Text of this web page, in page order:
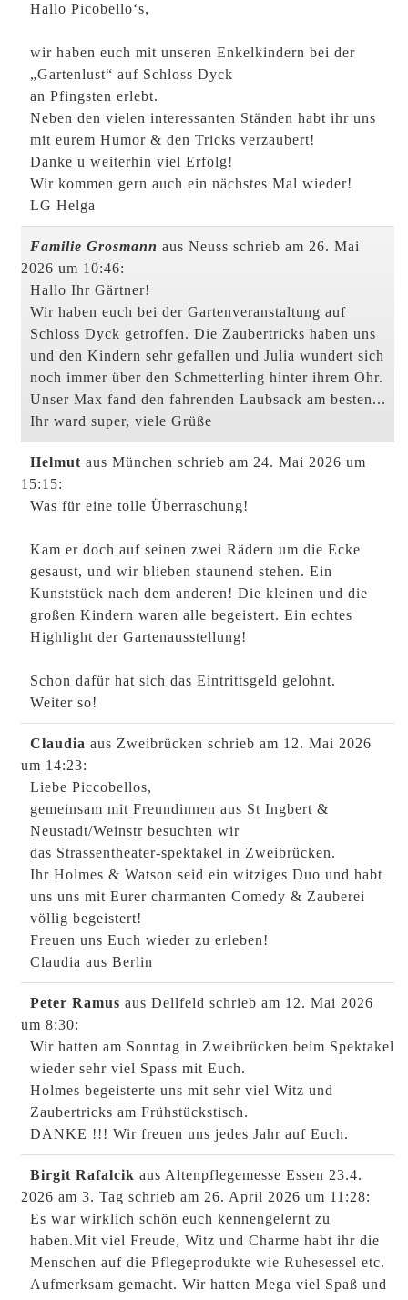
Hallo Picobello‘s,
wir haben euch mit unseren Enkelkindern bei der
„Gartenlust“ auf Schloss Dyck
an Pfingsten erlebt.
Neben den vielen interessanten Ständen habt ihr uns
mit eurem Humor & den Tricks verzaubert!
Danke u weiterhin viel Erfolg!
Wir kommen gern auch ein nächstes Mal wieder!
LG Helga
Familie Grosmann aus Neuss schrieb am 26. Mai
2026 um 10:46:
Hallo Ihr Gärtner!
Wir haben euch bei der Gartenveranstaltung auf
Schloss Dyck getroffen. Die Zaubertricks haben uns
und den Kindern sehr gefallen und Julia wundert sich
noch immer über den Schmetterling hinter ihrem Ohr.
Unser Max fand den fahrenden Laubsack am besten...
Ihr ward super, viele Grüße
Helmut aus München schrieb am 24. Mai 2026 um
15:15:
Was für eine tolle Überraschung!
Kam er doch auf seinen zwei Rädern um die Ecke
gesaust, und wir blieben staunend stehen. Ein
Kunststück nach dem anderen! Die kleinen und die
großen Kindern waren alle begeistert. Ein echtes
Highlight der Gartenausstellung!
Schon dafür hat sich das Eintrittsgeld gelohnt.
Weiter so!
Claudia aus Zweibrücken schrieb am 12. Mai 2026
um 14:23:
Liebe Piccobellos,
gemeinsam mit Freundinnen aus St Ingbert &
Neustadt/Weinstr besuchten wir
das Strassentheater-spektakel in Zweibrücken.
Ihr Holmes & Watson seid ein witziges Duo und habt
uns uns mit Eurer charmanten Comedy & Zauberei
völlig begeistert!
Freuen uns Euch wieder zu erleben!
Claudia aus Berlin
Peter Ramus aus Dellfeld schrieb am 12. Mai 2026
um 8:30:
Wir hatten am Sonntag in Zweibrücken beim Spektakel
wieder sehr viel Spass mit Euch.
Holmes begeisterte uns mit sehr viel Witz und
Zaubertricks am Frühstückstisch.
DANKE !!! Wir freuen uns jedes Jahr auf Euch.
Birgit Rafalcik aus Altenpflegemesse Essen 23.4.
2026 am 3. Tag schrieb am 26. April 2026 um 11:28:
Es war wirklich schön euch kennengelernt zu
haben.Mit viel Freude, Witz und Charme habt ihr die
Menschen auf die Pflegeprodukte wie Ruhesessel etc.
Aufmerksam gemacht. Wir hatten Mega viel Spaß und